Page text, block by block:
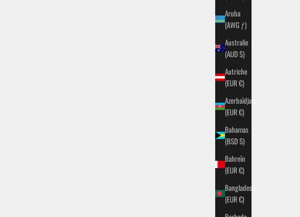
Aruba
(AWG ƒ)
Australie
(AUD $)
Autriche
(EUR €)
Azerbaïdjan
(EUR €)
Bahamas
(BSD $)
Bahreïn
(EUR €)
Bangladesh
(EUR €)
MANTEAU ANGLAIS GRIS
PRIX NORMAL
€199,99 EUR